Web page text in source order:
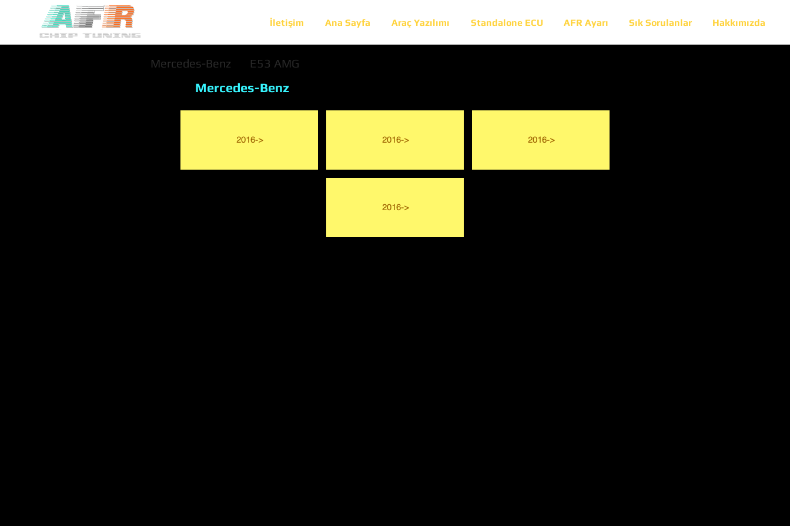
İletişim Ana Sayfa Araç Yazılımı Standalone ECU AFR Ayarı Sık Sorulanlar Hakkımızda
Mercedes-Benz E53 AMG
Mercedes-Benz
2016-> 2016-> 2016->
2016->